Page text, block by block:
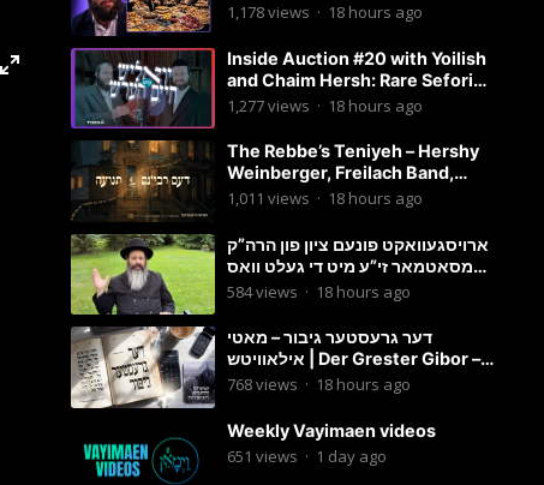
1,178views · 18 hours ago
Inside Auction #20 with Yoilish
and Chaim Hersh: Rare Seforim
& Manuscripts
1,277views · 18 hours ago
The Rebbe’s Teniyeh – Hershy
Weinberger, Freilach Band,
Shira | דעם רבינ׳ס תנועה – הערשי
1,011 views · 18 hours ago
ארויסגעוואקט פונעם ציון פון הרה”ק
מסאטמאר זי”ע מיט די געלט וואס
ער דארף יעצט האבן! | הרב מענדל
584views · 18 hours ago
דער גרעסטער גיבור – מאטי
אילאוויטש | Der Grester Gibor –
Motty Ilowitz
768views · 18 hours ago
Weekly Vayimaen videos
651 views · 1 day ago